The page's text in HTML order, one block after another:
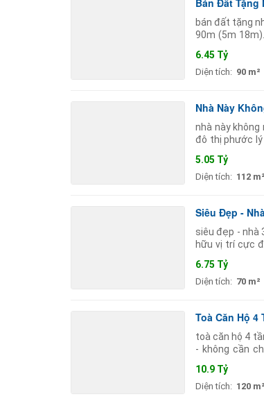
Bán Đất
bán đất tặng
90m (5m
6.45 Tỷ
Diện tích: 90 m²
Nhà Này
nhà này
đô thị phước lý
5.05 Tỷ
Diện tích: 112 m²
Siêu Đẹp -
siêu đẹp - nhà
hữu vị trí cực
6.75 Tỷ
Diện tích: 70 m²
Toà Căn Hộ
toà căn hộ 4
- không cần
10.9 Tỷ
Diện tích: 120 m²